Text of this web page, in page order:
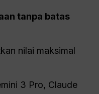
tanpa batas
nilai maksimal
3 Pro, Claude